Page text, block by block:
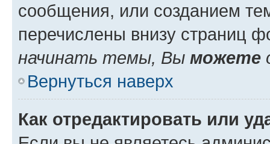
сообщения, или созданием
перечислены внизу страниц
начинать темы, Вы можете
Вернуться наверх
Как отредактировать или